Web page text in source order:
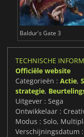
Baldur's Gate 3
TECHNISCHE
Officiële website
Categorieën : Actie,
strategie,
Uitgever : Sega
Ontwikkelaar :
Modus : Solo,
Verschijningsdatum